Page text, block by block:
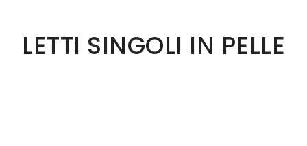
LETTI SINGOLI IN PELLE